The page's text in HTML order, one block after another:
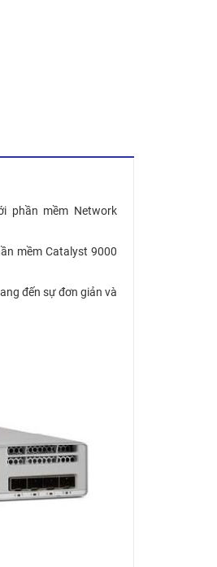
phần mềm Network
mềm Catalyst 9000
đến sự đơn giản và